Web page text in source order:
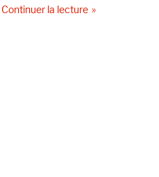
Continuer la lecturede « Benny